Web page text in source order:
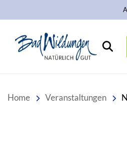
Stadt
Home Veranstaltungen